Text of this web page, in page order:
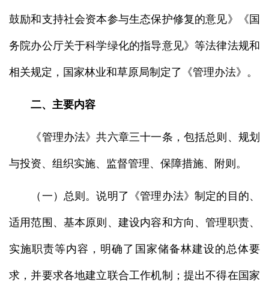
鼓励和支持社会资本参与生态保护修复的意见》《国
务院办公厅关于科学绿化的指导意见》等法律法规和
相关规定，国家林业和草原局制定了《管理办法》。
二、主要内容
《管理办法》共六章三十一条，包括总则、规划
与投资、组织实施、监督管理、保障措施、附则。
（一）总则。说明了《管理办法》制定的目的、
适用范围、基本原则、建设内容和方向、管理职责、
实施职责等内容，明确了国家储备林建设的总体要
求，并要求各地建立联合工作机制；提出不得在国家